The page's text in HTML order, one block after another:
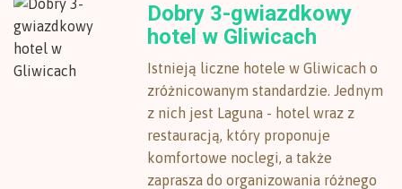
Dobry 3-gwiazdkowy
hotel w Gliwicach
Istnieją liczne hotele w Gliwicach o
zróżnicowanym standardzie. Jednym
z nich jest Laguna - hotel wraz z
restauracją, który proponuje
komfortowe noclegi, a także
zaprasza do organizowania różnego